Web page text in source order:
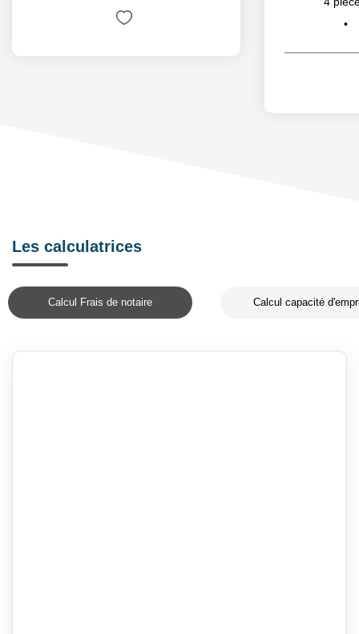
Les calculatrices
Calcul Frais de notaire Calcul capacité